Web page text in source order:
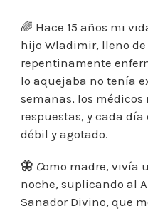
🌈 Hace 15 años mi
hijo Wladimir, lleno de
repentinamente
lo aquejaba no tenía
semanas, los
respuestas, y cada
débil y agotado.
🦋 Como madre, vivía
noche, suplicando al
Sanador Divino, que